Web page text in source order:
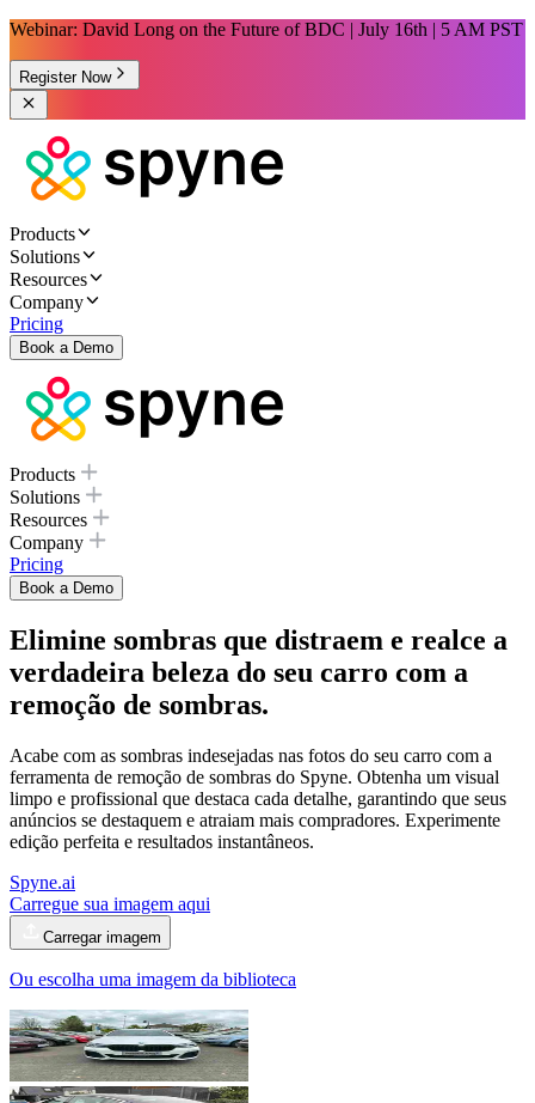
Webinar: David Long on the Future of BDC | July 16th | 5 AM PST
Register Now
Products
Solutions
Resources
Company
Pricing
Book a Demo
Products
Solutions
Resources
Company
Pricing
Book a Demo
Elimine sombras que distraem e realce a
verdadeira beleza do seu carro com a
remoção de sombras.
Acabe com as sombras indesejadas nas fotos do seu carro com a
ferramenta de remoção de sombras do Spyne. Obtenha um visual
limpo e profissional que destaca cada detalhe, garantindo que seus
anúncios se destaquem e atraiam mais compradores. Experimente
edição perfeita e resultados instantâneos.
Spyne.ai
Carregue sua imagem aqui
Carregar imagem
Ou escolha uma imagem da biblioteca